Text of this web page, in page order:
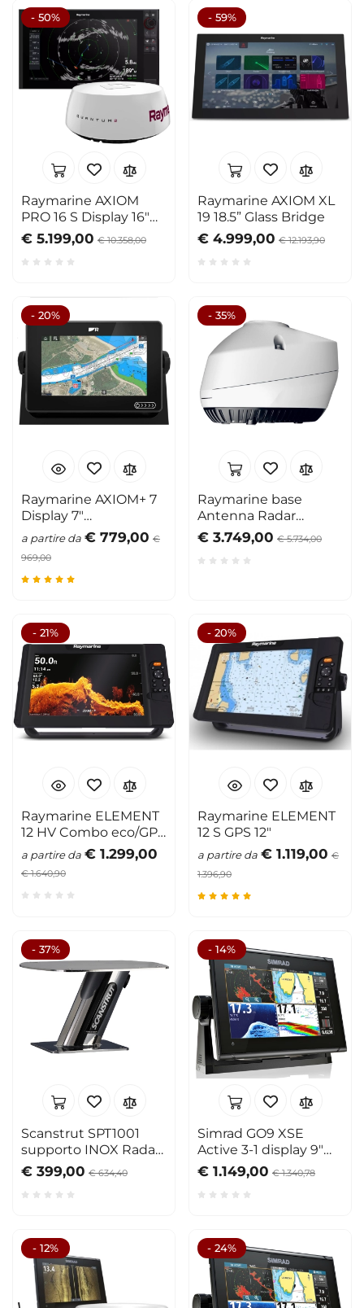
- 50%
Raymarine AXIOM
PRO 16 S Display 16"
Quantum Pack
€ 5.199,00 € 10.358,00
- 59%
Raymarine AXIOM XL
19 18.5” Glass Bridge
€ 4.999,00 € 12.193,90
- 20%
Raymarine AXIOM+ 7
Display 7"
GPS/Chartplotter
a partire da € 779,00 €
969,00
- 35%
Raymarine base
Antenna Radar
Magnum 4kw
€ 3.749,00 € 5.734,00
- 21%
Raymarine ELEMENT
12 HV Combo eco/GPS
12" con HV-100
a partire da € 1.299,00
€ 1.640,90
- 20%
Raymarine ELEMENT
12 S GPS 12"
a partire da € 1.119,00 €
1.396,90
- 37%
Scanstrut SPT1001
supporto INOX Radar
H. 150mm
€ 399,00 € 634,40
- 14%
Simrad GO9 XSE
Active 3-1 display 9"
con Active 3-1
€ 1.149,00 € 1.340,78
- 12% - 24%